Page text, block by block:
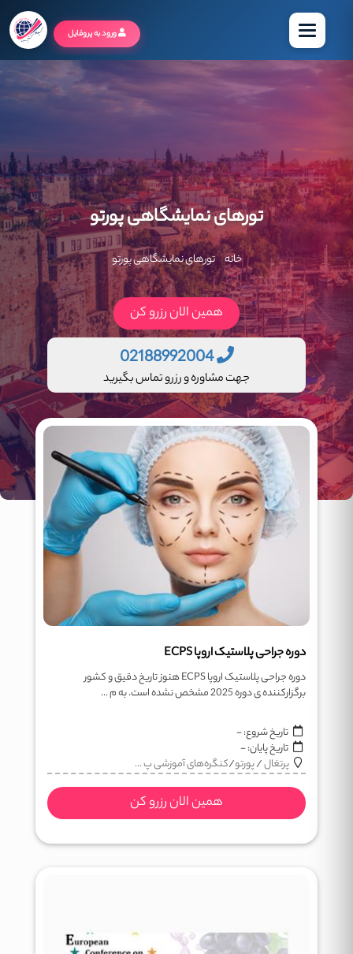
منو ورود به پروفایل
تورهای نمایشگاهی پورتو
خانه تورهای نمایشگاهی پورتو
همین الان رزرو کن
02188992004
جهت مشاوره و رزرو تماس بگیرید
دوره جراحی پلاستیک اروپا ECPS
دوره جراحی پلاستیک اروپا ECPS هنوز تاریخ دقیق و کشور
برگزارکننده ی دوره 2025 مشخص نشده است. به م ...
تاریخ شروع:-
تاریخ پایان:-
پرتغال/پورتو/کنگره‌های آموزشی پ ...
همین الان رزرو کن